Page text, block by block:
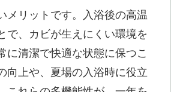
メリットです。入浴後の高温
で、カビが生えにくい環境を
清潔で快適な状態に保つこ
向上や、夏場の入浴時に役立